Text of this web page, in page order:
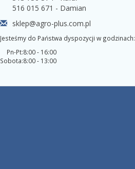
516 015 671 - Damian
sklep@agro-plus.com.pl
Jesteśmy do Państwa dyspozycji w godzinach:
Pn-Pt:
Sobota:
8:00 - 16:00
8:00 - 13:00